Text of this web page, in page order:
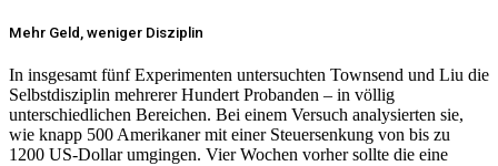
Mehr Geld, weniger Disziplin
In insgesamt fünf Experimenten untersuchten Townsend und Liu die
Selbstdisziplin mehrerer Hundert Probanden – in völlig
unterschiedlichen Bereichen. Bei einem Versuch analysierten sie,
wie knapp 500 Amerikaner mit einer Steuersenkung von bis zu
1200 US-Dollar umgingen. Vier Wochen vorher sollte die eine